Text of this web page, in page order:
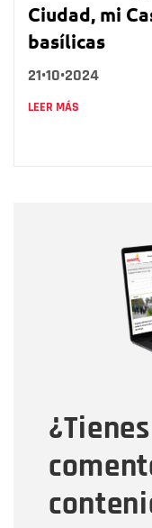
Ciudad, mi
basílicas
21•10•2024
LEER MÁS
Correo
Tipo de
Mensaje